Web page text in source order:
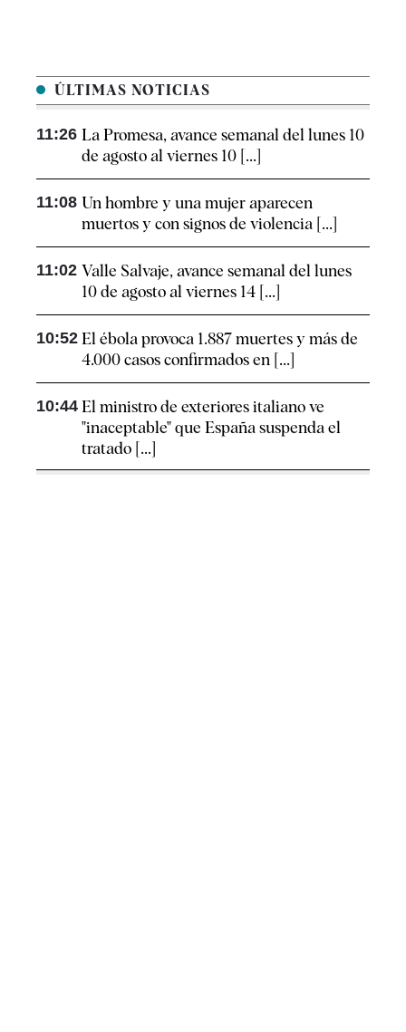
ÚLTIMAS NOTICIAS
11:26 La Promesa, avance semanal del lunes 10
de agosto al viernes 10 [...]
11:08 Un hombre y una mujer aparecen
muertos y con signos de violencia [...]
11:02 Valle Salvaje, avance semanal del lunes
10 de agosto al viernes 14 [...]
10:52 El ébola provoca 1.887 muertes y más de
4.000 casos confirmados en [...]
10:44 El ministro de exteriores italiano ve
"inaceptable" que España suspenda el
tratado [...]